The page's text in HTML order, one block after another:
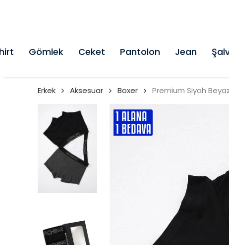
Gömlek Ceket Pantolon Jean
Erkek Aksesuar Boxer Premium Siyah